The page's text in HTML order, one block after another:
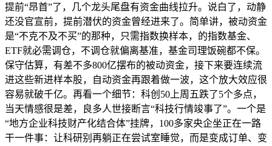
提前“昂首”了，几个龙头尾盘有资金曲线拉升。说白了，动静
还没官宣前，提前潜伏的资金曾经进来了。简单讲，被动资金
是“不克不及不买”的那种，只需指数换样本，的指数基金、
ETF就必需调仓，不调仓就偏离基准，基金司理饭碗都不保。
保守估算，有差不多800亿摆布的被动资金，接下来要连续流
进这些新进样本股，自动资金再跟着做一波，这个放大效应很
容易就破千亿。再看一个细节：科创50上周五跌了5个多点，
当天情感很是差，良多人世接断言“科技行情竣事了”。一个是
“地方企业科技财产化结合体”挂牌，100多家央企坐正在一路
干一件事：让科研别再躺正在尝试室睡觉，而是变成订单、变